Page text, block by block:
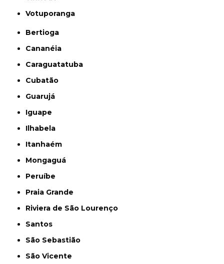
Votuporanga
Bertioga
Cananéia
Caraguatatuba
Cubatão
Guarujá
Iguape
Ilhabela
Itanhaém
Mongaguá
Peruíbe
Praia Grande
Riviera de São Lourenço
Santos
São Sebastião
São Vicente